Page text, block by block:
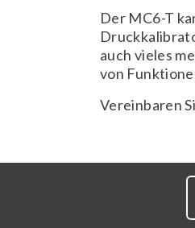
Der MC6-T
auch vieles
von
Vereinbaren